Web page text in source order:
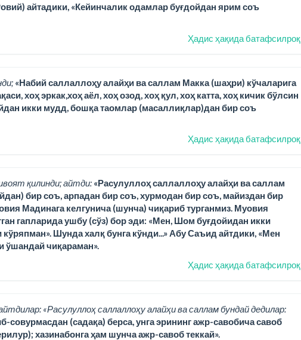
айтадики, «Кейинчалик одамлар буғдойдан ярим соъ
Ҳадис ҳақида батафсилроқ
«Набий саллаллоҳу алайҳи ва саллам Макка (шаҳри) кўчаларига
хоҳ эркак,хоҳ аёл, хоҳ озод, хоҳ қул, хоҳ катта, хоҳ кичик бўлсин
икки мудд, бошқа таомлар (масаллиқлар)дан бир соъ
Ҳадис ҳақида батафсилроқ
қилинди; айтди: «Расулуллоҳ саллаллоҳу алайҳи ва саллам
бир соъ, арпадан бир соъ, хурмодан бир соъ, майиздан бир
Мадинага келгунича (шунча) чиқариб турганмиз. Муовия
гапларида ушбу (сўз) бор эди: «Мен, Шом буғдойидан икки
Шунда халқ бунга кўнди...» Абу Саъид айтдики, «Мен
ўшандай чиқараман».
Ҳадис ҳақида батафсилроқ
«Расулуллоҳ саллаллоҳу алайҳи ва саллам бундай дедилар:
совурмасдан (садақа) берса, унга эрининг ажр-савобича савоб
хазинабонга ҳам шунча ажр-савоб теккай».